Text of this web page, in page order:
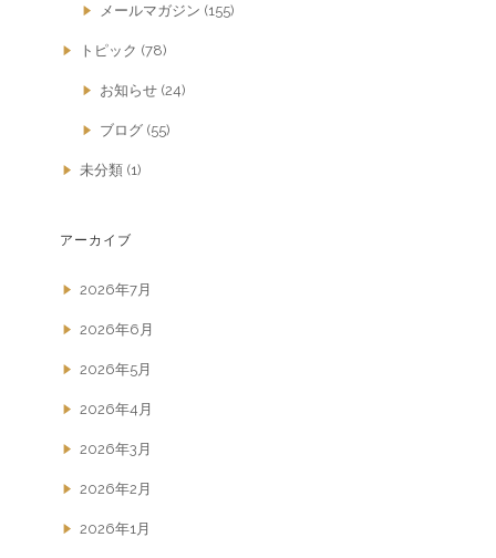
メールマガジン (155)
トピック (78)
お知らせ (24)
ブログ (55)
未分類 (1)
アーカイブ
2026年7月
2026年6月
2026年5月
2026年4月
2026年3月
2026年2月
2026年1月